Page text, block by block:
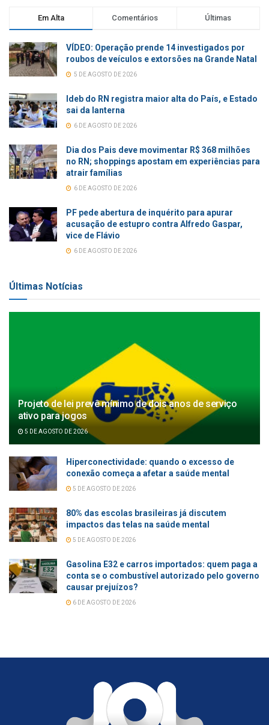
Em Alta Comentários Últimas
VÍDEO: Operação prende 14 investigados por
roubos de veículos e extorsões na Grande Natal
5 DE AGOSTO DE 2026
Ideb do RN registra maior alta do País, e Estado
sai da lanterna
6 DE AGOSTO DE 2026
Dia dos Pais deve movimentar R$ 368 milhões
no RN; shoppings apostam em experiências para
atrair famílias
6 DE AGOSTO DE 2026
PF pede abertura de inquérito para apurar
acusação de estupro contra Alfredo Gaspar,
vice de Flávio
6 DE AGOSTO DE 2026
Últimas Notícias
Projeto de lei prevê mínimo de dois anos de serviço
ativo para jogos
5 DE AGOSTO DE 2026
Hiperconectividade: quando o excesso de
conexão começa a afetar a saúde mental
5 DE AGOSTO DE 2026
80% das escolas brasileiras já discutem
impactos das telas na saúde mental
5 DE AGOSTO DE 2026
Gasolina E32 e carros importados: quem paga a
conta se o combustível autorizado pelo governo
causar prejuízos?
6 DE AGOSTO DE 2026